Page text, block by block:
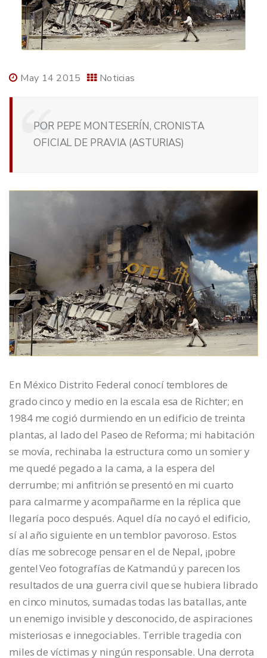
May 14 2015 Noticias
POR PEPE MONTESERÍN, CRONISTA
OFICIAL DE PRAVIA (ASTURIAS)
En México Distrito Federal conocí temblores de
grado cinco y medio en la escala esa de Richter; en
1984 me cogió durmiendo en un edificio de treinta
plantas, al lado del Paseo de Reforma; mi habitación
se movía, rechinaba la estructura como un somier y
me quedé pegado a la cama, a la espera del
derrumbe; mi anfitrión se presentó en mi cuarto
para calmarme y acompañarme en la réplica que
llegaría poco después. Aquel día no cayó el edificio,
sí al año siguiente en un temblor pavoroso. Estos
días me sobrecoge pensar en el de Nepal, ¡pobre
gente! Veo fotografías de Katmandú y parecen los
resultados de una guerra civil que se hubiera librado
en cinco minutos, sumadas todas las batallas, ante
un enemigo invisible y desconocido, de aspiraciones
misteriosas e innegociables. Terrible tragedia con
miles de víctimas y ningún responsable. Una derrota